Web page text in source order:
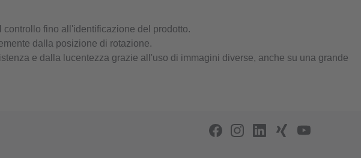
fino all'identificazione del prodotto.
dalla posizione di rotazione.
e dalla lucentezza grazie all'uso di immagini diverse, anche su una grande